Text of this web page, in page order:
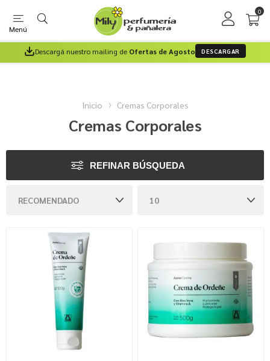
Menú
0
Descargá nuestro mailing de Ofertas de Agosto DESCARGAR
Inicio Cremas Corporales
Cremas Corporales
REFINAR BÚSQUEDA